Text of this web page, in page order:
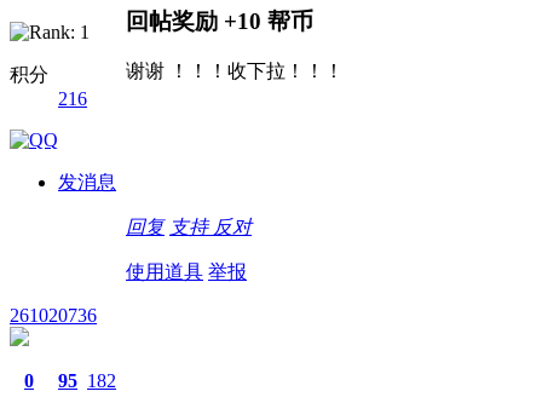
积分
216
发消息
回帖奖励 +10 帮币
谢谢 ！！！收下拉！！！
回复 支持 反对
使用道具 举报
261020736
0 95 182